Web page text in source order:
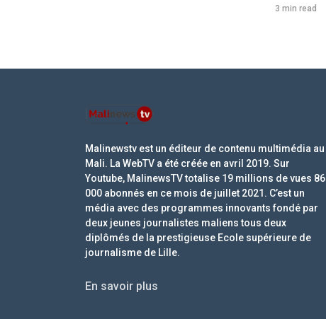
3 min read
Malinewstv est un éditeur de contenu multimédia au
Mali. La WebTV a été créée en avril 2019. Sur
Youtube, MalinewsTV totalise 19 millions de vues 86
000 abonnés en ce mois de juillet 2021. C’est un
média avec des programmes innovants fondé par
deux jeunes journalistes maliens tous deux
diplômés de la prestigieuse Ecole supérieure de
journalisme de Lille.
En savoir plus